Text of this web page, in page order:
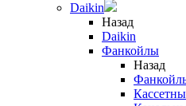
Daikin
Назад
Daikin
Фанкойлы
Назад